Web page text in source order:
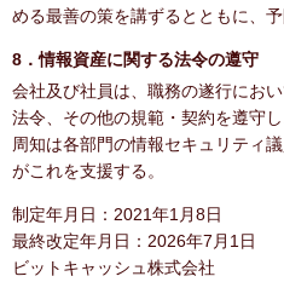
める最善の策を講ずるとともに、
8．情報資産に関する法令の遵守
会社及び社員は、職務の遂行にお
法令、その他の規範・契約を遵守
周知は各部門の情報セキュリティ
がこれを支援する。
制定年月日：2021年1月8日
最終改定年月日：2026年7月1日
ビットキャッシュ株式会社